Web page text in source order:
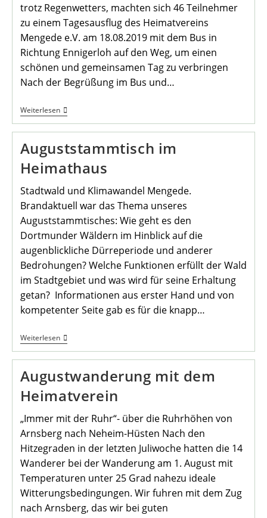
trotz Regenwetters, machten sich 46 Teilnehmer
zu einem Tagesausflug des Heimatvereins
Mengede e.V. am 18.08.2019 mit dem Bus in
Richtung Ennigerloh auf den Weg, um einen
schönen und gemeinsamen Tag zu verbringen
Nach der Begrüßung im Bus und…
WeiterlesenTagesausflug
Mit
Auguststammtisch im
Heimathaus
Stadtwald und Klimawandel Mengede.
Brandaktuell war das Thema unseres
Auguststammtisches: Wie geht es den
Dortmunder Wäldern im Hinblick auf die
augenblickliche Dürreperiode und anderer
Bedrohungen? Welche Funktionen erfüllt der Wald
im Stadtgebiet und was wird für seine Erhaltung
getan? Informationen aus erster Hand und von
kompetenter Seite gab es für die knapp…
WeiterlesenAuguststammtisch
Im
Augustwanderung mit dem
Heimatverein
„Immer mit der Ruhr“- über die Ruhrhöhen von
Arnsberg nach Neheim-Hüsten Nach den
Hitzegraden in der letzten Juliwoche hatten die 14
Wanderer bei der Wanderung am 1. August mit
Temperaturen unter 25 Grad nahezu ideale
Witterungsbedingungen. Wir fuhren mit dem Zug
nach Arnsberg, das wir bei guten